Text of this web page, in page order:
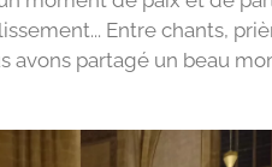
Entre chants,
avons partagé un beau